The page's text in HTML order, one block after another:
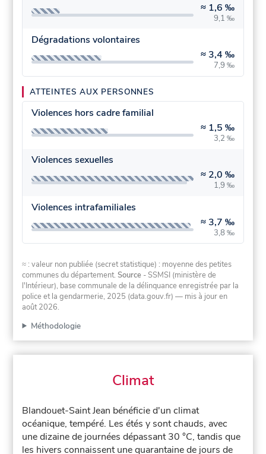
≈ 1,6 ‰
9,1 ‰
Dégradations volontaires
≈ 3,4 ‰
7,9 ‰
ATTEINTES AUX PERSONNES
Violences hors cadre familial
≈ 1,5 ‰
3,2 ‰
Violences sexuelles
≈ 2,0 ‰
1,9 ‰
Violences intrafamiliales
≈ 3,7 ‰
3,8 ‰
≈ : valeur non publiée (secret statistique) : moyenne des petites
communes du département.Source - SSMSI (ministère de
l'Intérieur), base communale de la délinquance enregistrée par la
police et la gendarmerie, 2025 (data.gouv.fr) — mis à jour en
août 2026.
Méthodologie
Climat
Blandouet-Saint Jean bénéficie d'un climat
océanique, tempéré. Les étés y sont chauds, avec
une dizaine de journées dépassant 30 °C, tandis que
les hivers connaissent une quarantaine de jours de